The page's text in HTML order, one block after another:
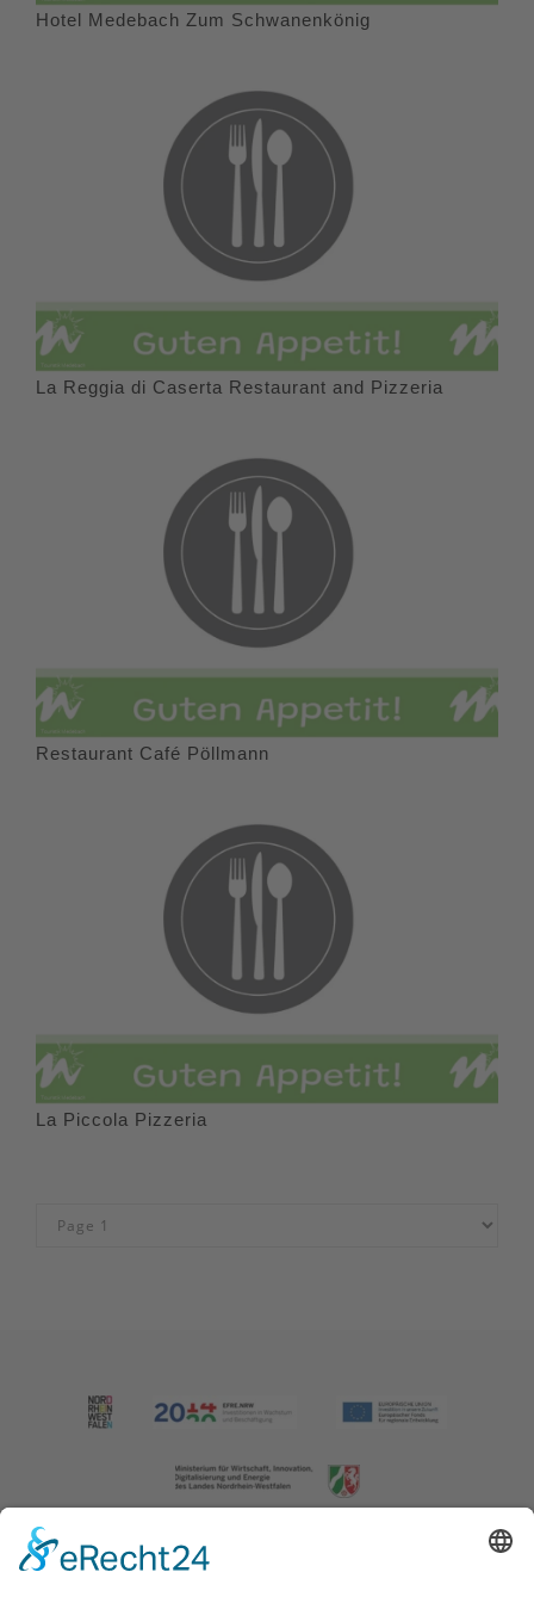
Hotel Medebach Zum Schwanenkönig
La Reggia di Caserta Restaurant and Pizzeria
Restaurant Café Pöllmann
La Piccola Pizzeria